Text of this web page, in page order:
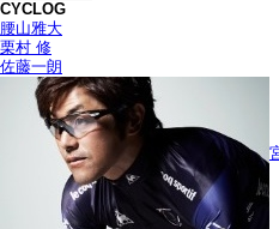
CYCLOG
腰山雅大
栗村 修
佐藤一朗